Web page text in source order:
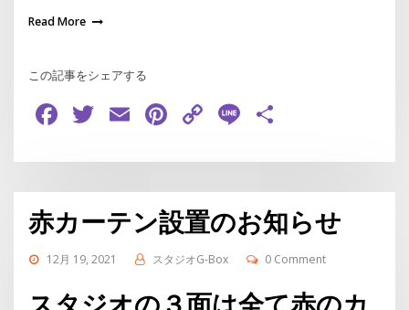
Read More
この記事をシェアする
Facebook
Twitter
EmailPinterest
Copy
Line
赤カーテン設置のお知らせ
12月 19, 2021 スタジオG-Box 0 Comment